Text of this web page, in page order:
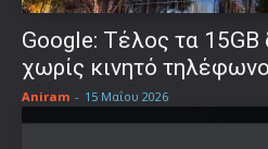
Google: Τέλος τα
χωρίς κινητό τηλέφωνο
Aniram - 15 Μαΐου 2026